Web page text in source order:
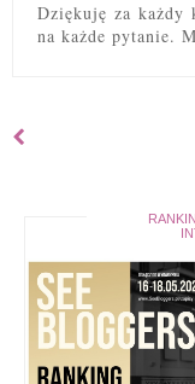
Dziękuję za każdy
na każde pytanie.